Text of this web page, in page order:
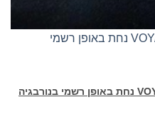
מותג הרכב החשמלי היוקרתי VOYAH נחת באופן רשמי
נחת באופן רשמי בנורבגיה